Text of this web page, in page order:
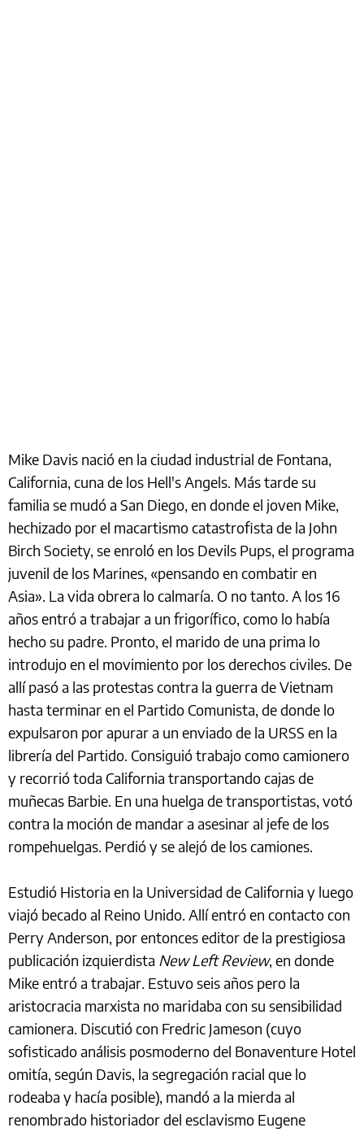
Mike Davis nació en la ciudad industrial de Fontana,
California, cuna de los Hell's Angels. Más tarde su
familia se mudó a San Diego, en donde el joven Mike,
hechizado por el macartismo catastrofista de la John
Birch Society, se enroló en los Devils Pups, el programa
juvenil de los Marines, «pensando en combatir en
Asia». La vida obrera lo calmaría. O no tanto. A los 16
años entró a trabajar a un frigorífico, como lo había
hecho su padre. Pronto, el marido de una prima lo
introdujo en el movimiento por los derechos civiles. De
allí pasó a las protestas contra la guerra de Vietnam
hasta terminar en el Partido Comunista, de donde lo
expulsaron por apurar a un enviado de la URSS en la
librería del Partido. Consiguió trabajo como camionero
y recorrió toda California transportando cajas de
muñecas Barbie. En una huelga de transportistas, votó
contra la moción de mandar a asesinar al jefe de los
rompehuelgas. Perdió y se alejó de los camiones.
Estudió Historia en la Universidad de California y luego
viajó becado al Reino Unido. Allí entró en contacto con
Perry Anderson, por entonces editor de la prestigiosa
publicación izquierdista New Left Review, en donde
Mike entró a trabajar. Estuvo seis años pero la
aristocracia marxista no maridaba con su sensibilidad
camionera. Discutió con Fredric Jameson (cuyo
sofisticado análisis posmoderno del Bonaventure Hotel
omitía, según Davis, la segregación racial que lo
rodeaba y hacía posible), mandó a la mierda al
renombrado historiador del esclavismo Eugene